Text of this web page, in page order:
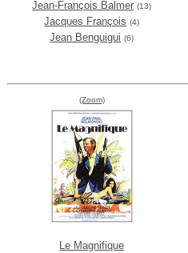
Jean-François Balmer (13)
Jacques François (4)
Jean Benguigui (6)
(Zoom)
Le Magnifique